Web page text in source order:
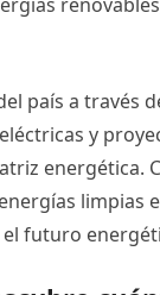
país a través
y
energética.
limpias
futuro